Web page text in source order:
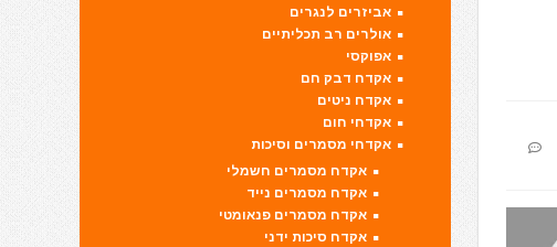
אביזרים לנגרים
אולרים רב תכליתיים
אפוקסי
אקדח דבק חם
אקדח ניטים
אקדחי חום
אקדחי מסמרים וסיכות
אקדח מסמרים חשמלי
אקדח מסמרים נייד
אקדח מסמרים פנאומטי
אקדח סיכות ידני